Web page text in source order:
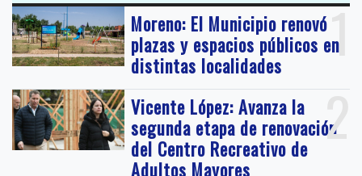
1
Moreno: El Municipio renovó
plazas y espacios públicos en
distintas localidades
2
Vicente López: Avanza la
segunda etapa de renovación
del Centro Recreativo de
Adultos Mayores